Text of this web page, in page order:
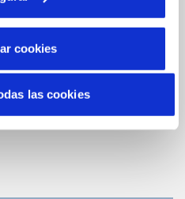
cookies
las cookies
DE FUENTES, PILARES Y